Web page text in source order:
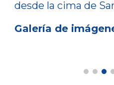
desde la cima de
Galería de